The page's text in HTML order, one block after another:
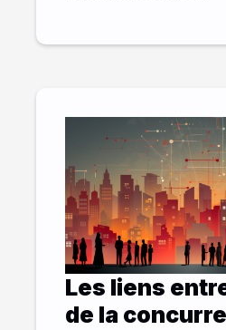
Les liens
de la